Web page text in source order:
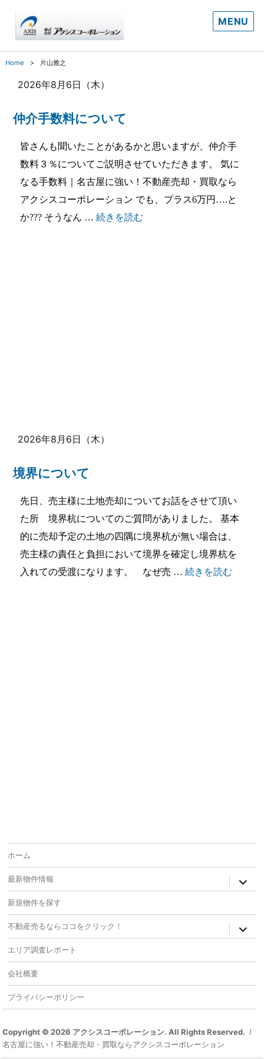
MENU
Home 片山雅之
2026年8月6日（木）
仲介手数料について
皆さんも聞いたことがあるかと思いますが、仲介手
数料３％についてご説明させていただきます。 気に
なる手数料｜名古屋に強い！不動産売却・買取なら
アクシスコーポレーション でも、プラス6万円….と
か??? そうなん …続きを読む
2026年8月6日（木）
境界について
先日、売主様に土地売却についてお話をさせて頂い
た所 境界杭についてのご質問がありました。 基本
的に売却予定の土地の四隅に境界杭が無い場合は、
売主様の責任と負担において境界を確定し境界杭を
入れての受渡になります。 なぜ売 …続きを読む
ホーム
最新物件情報
child
新規物件を探す
不動産売るならココをクリック！
child
エリア調査レポート
会社概要
プライバシーポリシー
Copyright © 2026 アクシスコーポレーション. All Rights Reserved.
名古屋に強い！不動産売却・買取ならアクシスコーポレーション